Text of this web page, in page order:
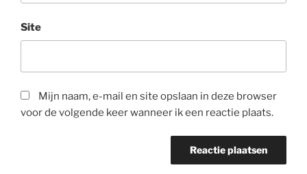
Site
Mijn naam, e-mail en site opslaan in deze browser
voor de volgende keer wanneer ik een reactie plaats.